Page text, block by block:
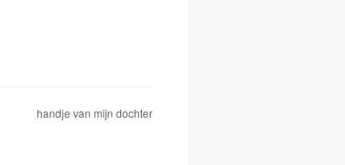
handje van mijn dochter